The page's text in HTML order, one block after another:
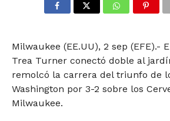
Milwaukee (EE.UU), 2 sep (EFE).-
Trea Turner conectó doble al
remolcó la carrera del triunfo de
Washington por 3-2 sobre los
Milwaukee.